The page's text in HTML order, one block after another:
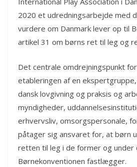
2020 et udredningsarbejde med
vurdere om Danmark lever op til
artikel 31 om børns ret til leg og
Det centrale omdrejningspunkt
etableringen af en
dansk lovgivning og praksis og
myndigheder,
erhvervsliv, omsorgspersonale,
påtager sig ansvaret for, at børn
retten til leg i de former og under
Børnekonventionen fastlægger.